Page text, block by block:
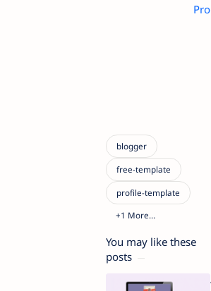
Pro
You may like these
posts